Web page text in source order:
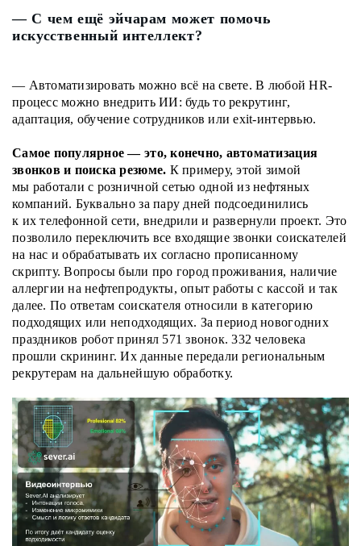
— С чем ещё эйчарам может помочь
искусственный интеллект?
— Автоматизировать можно всё на свете. В любой HR-
процесс можно внедрить ИИ: будь то рекрутинг,
адаптация, обучение сотрудников или exit-интервью.
Самое популярное — это, конечно, автоматизация
звонков и поиска резюме. К примеру, этой зимой
мы работали с розничной сетью одной из нефтяных
компаний. Буквально за пару дней подсоединились
к их телефонной сети, внедрили и развернули проект. Это
позволило переключить все входящие звонки соискателей
на нас и обрабатывать их согласно прописанному
скрипту. Вопросы были про город проживания, наличие
аллергии на нефтепродукты, опыт работы с кассой и так
далее. По ответам соискателя относили в категорию
подходящих или неподходящих. За период новогодних
праздников робот принял 571 звонок. 332 человека
прошли скрининг. Их данные передали региональным
рекрутерам на дальнейшую обработку.